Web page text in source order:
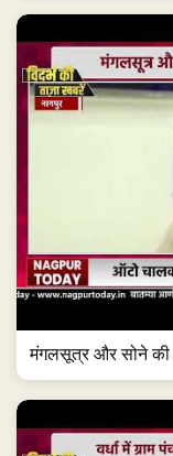
मंगलसूत्र और सोने की